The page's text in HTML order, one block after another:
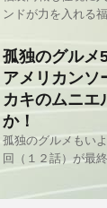
ンドが力を入れる福
孤独のグルメ
アメリカンソ
カキのムニエ
か！
孤独のグルメもい
回（１２話）が最